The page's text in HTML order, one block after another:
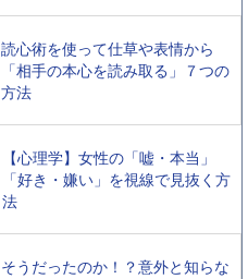
読心術を使って仕草や表情から
「相手の本心を読み取る」７つの
方法
【心理学】女性の「嘘・本当」
「好き・嫌い」を視線で見抜く方
法
そうだったのか！？意外と知らな